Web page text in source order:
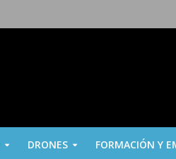
DRONES FORMACIÓN Y